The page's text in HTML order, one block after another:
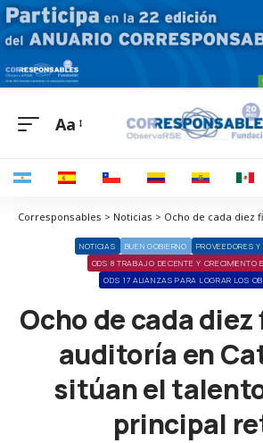
Aa
NOTICIAS BUEN GOBIERNO
PROVEEDORES
ODS 8 TRABAJO DECENTE Y CRECIMIENTO
ODS 17 ALIANZAS PARA LOGRAR LOS
Ocho de cada
auditoría en
sitúan el
principal